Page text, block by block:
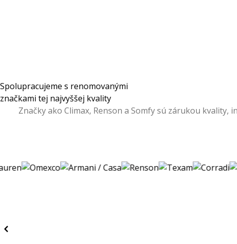
Spolupracujeme s renomovanými
značkami tej najvyššej kvality
Značky ako Climax, Renson a Somfy sú zárukou